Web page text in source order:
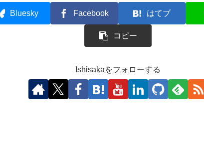
Bluesky Facebook はてブ
コピー
Ishisakaをフォローする